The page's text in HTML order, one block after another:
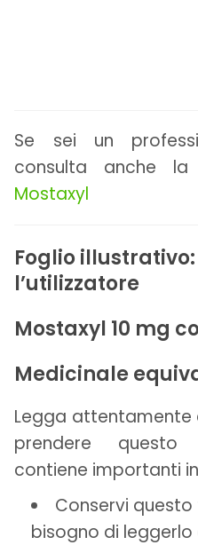
Se sei un
consulta anche la
Mostaxyl
Foglio
l’utilizzatore
Mostaxyl 10 mg
Medicinale
Legga
prendere questo
contiene importanti
Conservi
bisogno di leggerlo